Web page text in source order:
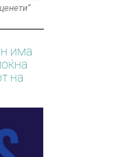
има
на